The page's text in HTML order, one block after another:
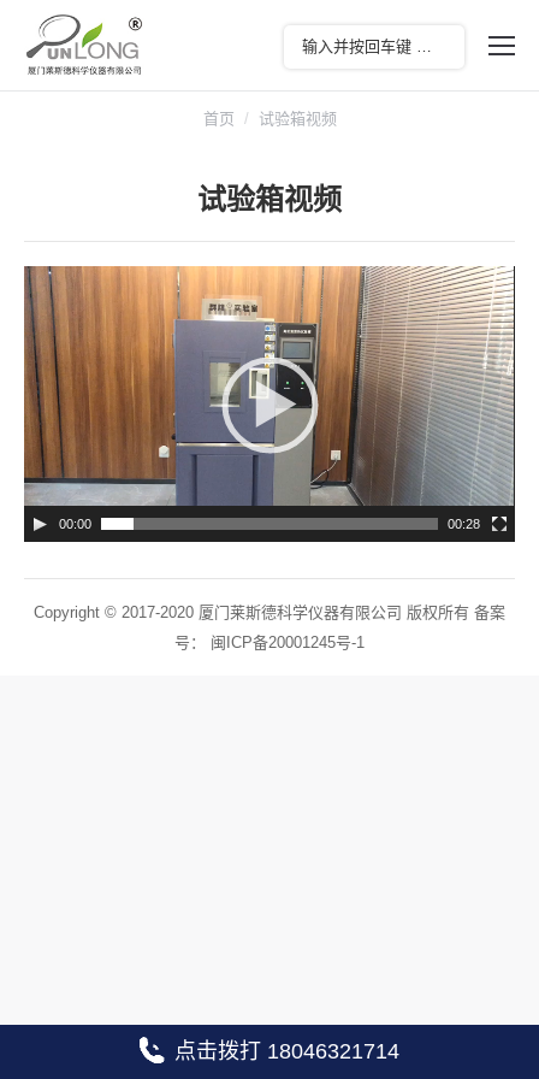
首页 试验箱视频
试验箱视频
频
播
放
器
00:00 00:28
Copyright © 2017-2020 厦门莱斯德科学仪器有限公司 版权所有 备案
号： 闽ICP备20001245号-1
点击拨打 18046321714